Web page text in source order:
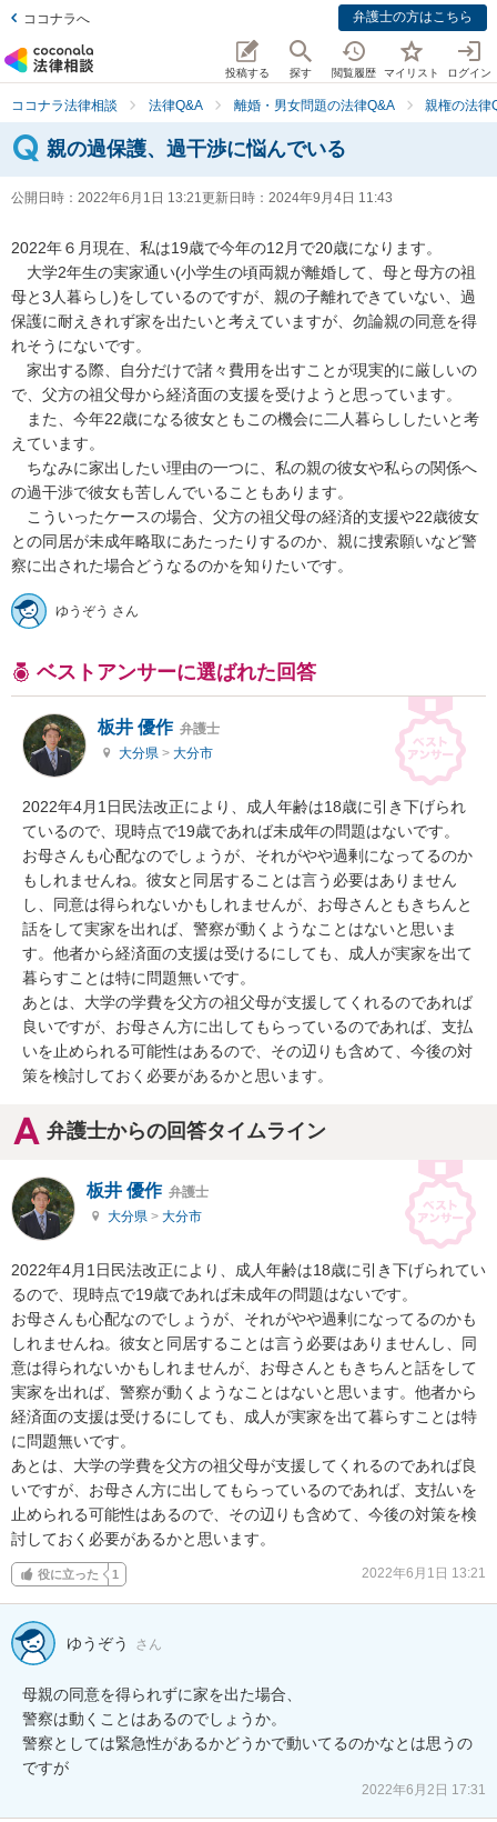
ココナラへ 弁護士の方はこちら
投稿する 探す 閲覧履歴 マイリスト ログイン
ココナラ法律相談 法律Q&A 離婚・男女問題の法律Q&A 親権の法律
親の過保護、過干渉に悩んでいる
公開日時： 2022年6月1日 13:21更新日時： 2024年9月4日 11:43
2022年６月現在、私は19歳で今年の12月で20歳になります。
大学2年生の実家通い(小学生の頃両親が離婚して、母と母方の祖
母と3人暮らし)をしているのですが、親の子離れできていない、過
保護に耐えきれず家を出たいと考えていますが、勿論親の同意を得
れそうにないです。
家出する際、自分だけで諸々費用を出すことが現実的に厳しいの
で、父方の祖父母から経済面の支援を受けようと思っています。
また、今年22歳になる彼女ともこの機会に二人暮らししたいと考
えています。
ちなみに家出したい理由の一つに、私の親の彼女や私らの関係へ
の過干渉で彼女も苦しんでいることもあります。
こういったケースの場合、父方の祖父母の経済的支援や22歳彼女
との同居が未成年略取にあたったりするのか、親に捜索願いなど警
察に出された場合どうなるのかを知りたいです。
ゆうぞう さん
ベストアンサーに選ばれた回答
板井 優作 弁護士
大分県 > 大分市
2022年4月1日民法改正により、成人年齢は18歳に引き下げられ
ているので、現時点で19歳であれば未成年の問題はないです。
お母さんも心配なのでしょうが、それがやや過剰になってるのか
もしれませんね。彼女と同居することは言う必要はありません
し、同意は得られないかもしれませんが、お母さんともきちんと
話をして実家を出れば、警察が動くようなことはないと思いま
す。他者から経済面の支援は受けるにしても、成人が実家を出て
暮らすことは特に問題無いです。
あとは、大学の学費を父方の祖父母が支援してくれるのであれば
良いですが、お母さん方に出してもらっているのであれば、支払
いを止められる可能性はあるので、その辺りも含めて、今後の対
策を検討しておく必要があるかと思います。
弁護士からの回答タイムライン
板井 優作 弁護士
大分県 > 大分市
2022年4月1日民法改正により、成人年齢は18歳に引き下げられてい
るので、現時点で19歳であれば未成年の問題はないです。
お母さんも心配なのでしょうが、それがやや過剰になってるのかも
しれませんね。彼女と同居することは言う必要はありませんし、同
意は得られないかもしれませんが、お母さんともきちんと話をして
実家を出れば、警察が動くようなことはないと思います。他者から
経済面の支援は受けるにしても、成人が実家を出て暮らすことは特
に問題無いです。
あとは、大学の学費を父方の祖父母が支援してくれるのであれば良
いですが、お母さん方に出してもらっているのであれば、支払いを
止められる可能性はあるので、その辺りも含めて、今後の対策を検
討しておく必要があるかと思います。
役に立った 1 2022年6月1日 13:21
ゆうぞう さん
母親の同意を得られずに家を出た場合、
警察は動くことはあるのでしょうか。
警察としては緊急性があるかどうかで動いてるのかなとは思うの
ですが
2022年6月2日 17:31